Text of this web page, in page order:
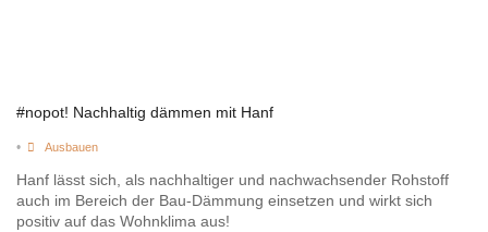
#nopot! Nachhaltig dämmen mit Hanf
• Ausbauen
Hanf lässt sich, als nachhaltiger und nachwachsender Rohstoff
auch im Bereich der Bau-Dämmung einsetzen und wirkt sich
positiv auf das Wohnklima aus!